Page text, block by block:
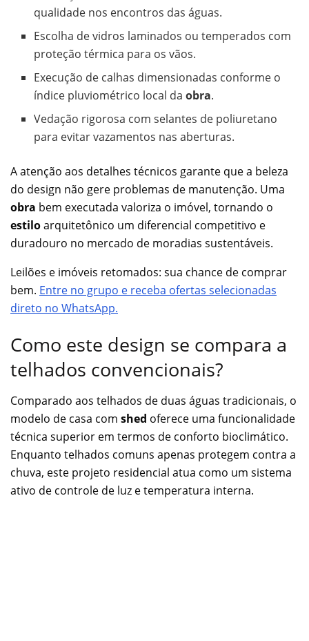
qualidade nos encontros das águas.
Escolha de vidros laminados ou temperados com
proteção térmica para os vãos.
Execução de calhas dimensionadas conforme o
índice pluviométrico local daobra.
Vedação rigorosa com selantes de poliuretano
para evitar vazamentos nas aberturas.
A atenção aos detalhes técnicos garante que a beleza
do design não gere problemas de manutenção. Uma
obra bem executada valoriza o imóvel, tornando o
estiloarquitetônico um diferencial competitivo e
duradouro no mercado de moradias sustentáveis.
Leilões e imóveis retomados: sua chance de comprar
bem. Entre no grupo e receba ofertas selecionadas
direto no WhatsApp.
Como este design se compara a
telhados convencionais?
Comparado aos telhados de duas águas tradicionais, o
modelo de casa com shed oferece uma funcionalidade
técnica superior em termos de conforto bioclimático.
Enquanto telhados comuns apenas protegem contra a
chuva, este projeto residencial atua como um sistema
ativo de controle de luz e temperatura interna.